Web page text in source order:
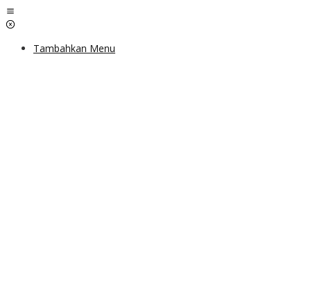
Lewati
ke
Tambahkan Menu